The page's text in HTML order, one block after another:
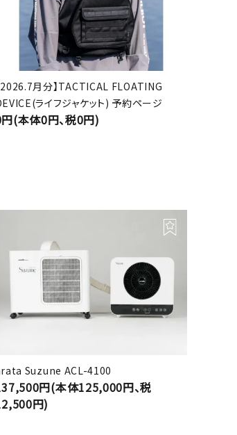
2026.7月分】TACTICAL FLOATING
ライフジャケット) 予約ページ
(本体0円、税0円)
Suzune ACL-4100
円(本体125,000円、税
円)